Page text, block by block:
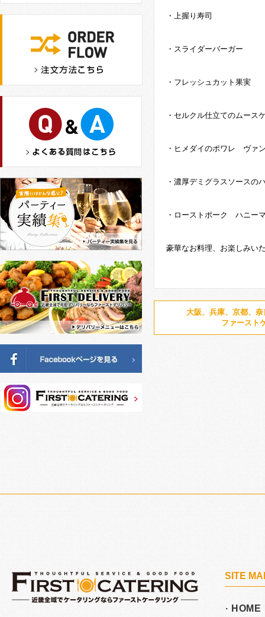
・上握り寿司
・スライダーバーガー
・フレッシュカット果実
・セルクル仕立てのムース
・ヒメダイのポワレ ヴァ
・濃厚デミグラスソースの
・ローストポーク ハニー
豪華なお料理、お楽しみい
大阪、兵庫、京都、
ファースト
SITE
HOME